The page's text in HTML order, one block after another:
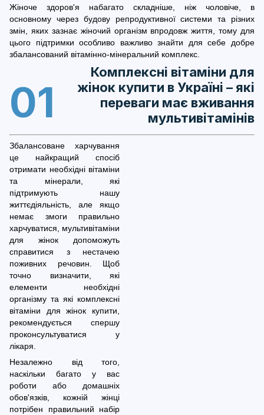
Жіноче здоров'я набагато складніше, ніж чоловіче, в
основному через будову репродуктивної системи та різних
змін, яких зазнає жіночий організм впродовж життя, тому для
цього підтримки особливо важливо знайти для себе добре
збалансований вітамінно-мінеральний комплекс.
Комплексні вітаміни для
жінок купити в Україні – які
переваги має вживання
мультивітамінів
01
Збалансоване харчування
це найкращий спосіб
отримати необхідні вітаміни
та мінерали, які
підтримують нашу
життєдіяльність, але якщо
немає змоги правильно
харчуватися, мультивітаміни
для жінок допоможуть
справитися з нестачею
поживних речовин. Щоб
точно визначити, які
елементи необхідні
організму та які комплексні
вітаміни для жінок купити,
рекомендується спершу
проконсультуватися у
лікаря.
Незалежно від того,
наскільки багато у вас
роботи або домашніх
обов'язків, кожній жінці
потрібен правильний набір